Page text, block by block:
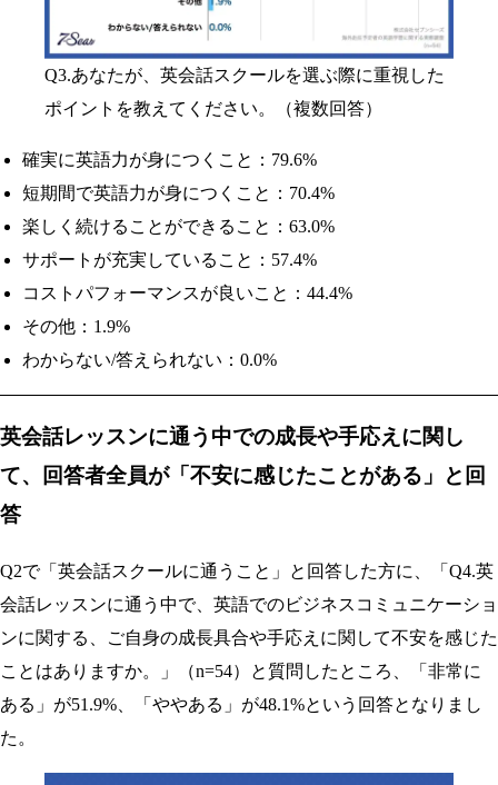
Q3.あなたが、英会話スクールを選ぶ際に重視した
ポイントを教えてください。（複数回答）
確実に英語力が身につくこと：79.6%
短期間で英語力が身につくこと：70.4%
楽しく続けることができること：63.0%
サポートが充実していること：57.4%
コストパフォーマンスが良いこと：44.4%
その他：1.9%
わからない/答えられない：0.0%
英会話レッスンに通う中での成長や手応えに関し
て、回答者全員が「不安に感じたことがある」と回
答
Q2で「英会話スクールに通うこと」と回答した方に、「Q4.英
会話レッスンに通う中で、英語でのビジネスコミュニケーショ
ンに関する、ご自身の成長具合や手応えに関して不安を感じた
ことはありますか。」（n=54）と質問したところ、「非常に
ある」が51.9%、「ややある」が48.1%という回答となりまし
た。